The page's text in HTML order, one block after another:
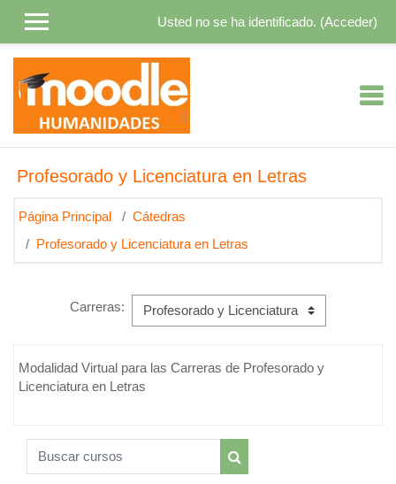
Usted no se ha identificado. (Acceder)
Profesorado y Licenciatura en Letras
Página Principal
Cátedras
Profesorado y Licenciatura en Letras
Carreras:
Modalidad Virtual para las Carreras de Profesorado y
Licenciatura en Letras
Buscar cursos
Buscar cursos